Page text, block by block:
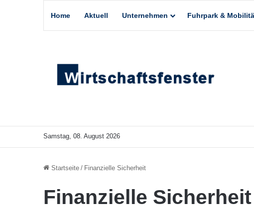
Home Aktuell Unternehmen Fuhrpark &
Samstag, 08. August 2026
Startseite / Finanzielle Sicherheit
Finanzielle Sicherheit